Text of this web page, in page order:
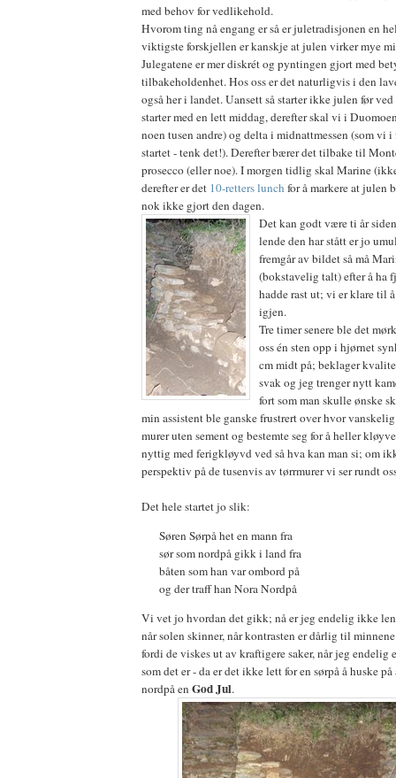
med behov for vedlikehold.
Hvorom ting nå engang er så er juletradisjonen en
viktigste forskjellen er kanskje at julen virker mye
Julegatene er mer diskrét og pyntingen gjort med
tilbakeholdenhet. Hos oss er det naturligvis i den
også her i landet. Uansett så starter ikke julen før
starter med en lett middag, derefter skal vi i
noen tusen andre) og delta i midnattmessen (som vi
startet - tenk det!). Derefter bærer det tilbake til
prosecco (eller noe). I morgen tidlig skal Marine
derefter er det 10-retters lunch for å markere at julen
nok ikke gjort den dagen.
Det kan godt være ti år
lende den har stått er jo
fremgår av bildet så må
(bokstavelig talt) efter å ha
hadde rast ut; vi er klare til
igjen.
Tre timer senere ble det
oss én sten opp i hjørnet
cm midt på; beklager
svak og jeg trenger nytt
fort som man skulle ønske
min assistent ble ganske frustrert over hvor
murer uten sement og bestemte seg for å heller
nyttig med ferigkløyvd ved så hva kan man si; om
perspektiv på de tusenvis av tørrmurer vi ser rundt
Det hele startet jo slik:
Søren Sørpå het en mann fra
sør som nordpå gikk i land fra
båten som han var ombord på
og der traff han Nora Nordpå
Vi vet jo hvordan det gikk; nå er jeg endelig ikke
når solen skinner, når kontrasten er dårlig til
fordi de viskes ut av kraftigere saker, når jeg endelig
som det er - da er det ikke lett for en sørpå å huske
nordpå en God Jul.